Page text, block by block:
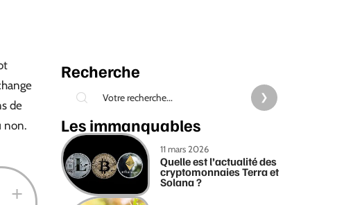
de
non.
Recherche
Les immanquables
11 mars 2026
Quelle est l’actualité des
cryptomonnaies Terra et
Solana ?